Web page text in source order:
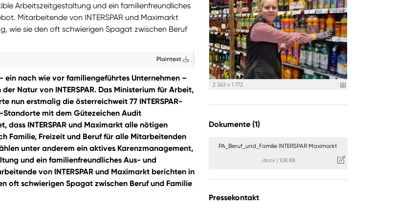
Arbeitszeitgestaltung und ein familienfreundliches
Mitarbeitende von INTERSPAR und Maximarkt
wie sie den oft schwierigen Spagat zwischen Beruf
Plaintext
ein nach wie vor familiengeführtes Unternehmen –
Natur von INTERSPAR. Das Ministerium für Arbeit,
nun erstmalig die österreichweit 77 INTERSPAR-
mit dem Gütezeichen Audit
dass INTERSPAR und Maximarkt alle nötigen
Familie, Freizeit und Beruf für alle Mitarbeitenden
unter anderem ein aktives Karenzmanagement,
und ein familienfreundliches Aus- und
von INTERSPAR und Maximarkt berichten in
oft schwierigen Spagat zwischen Beruf und Familie
2 362 x 1 772
Dokumente (1)
PA_Beruf_und_Familie INTERSPAR Maximarkt
.docx | 108 KB
Pressekontakt